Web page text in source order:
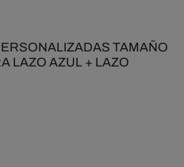
TAMAÑO
LAZO AZUL + LAZO